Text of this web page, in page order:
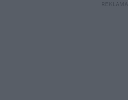
REKLAMA